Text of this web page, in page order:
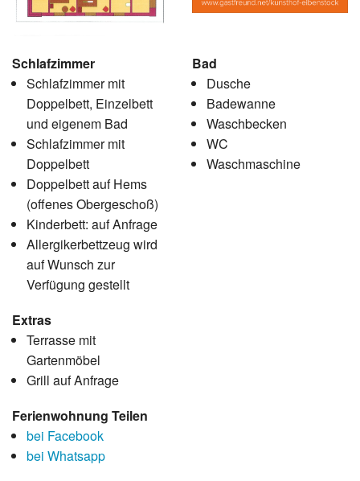
Schlafzimmer
Schlafzimmer mit
Doppelbett, Einzelbett
und eigenem Bad
Schlafzimmer mit
Doppelbett
Doppelbett auf Hems
(offenes Obergeschoß)
Kinderbett: auf Anfrage
Allergikerbettzeug wird
auf Wunsch zur
Verfügung gestellt
Bad
Dusche
Badewanne
Waschbecken
WC
Waschmaschine
Extras
Terrasse mit
Gartenmöbel
Grill auf Anfrage
Ferienwohnung Teilen
bei Facebook
bei Whatsapp